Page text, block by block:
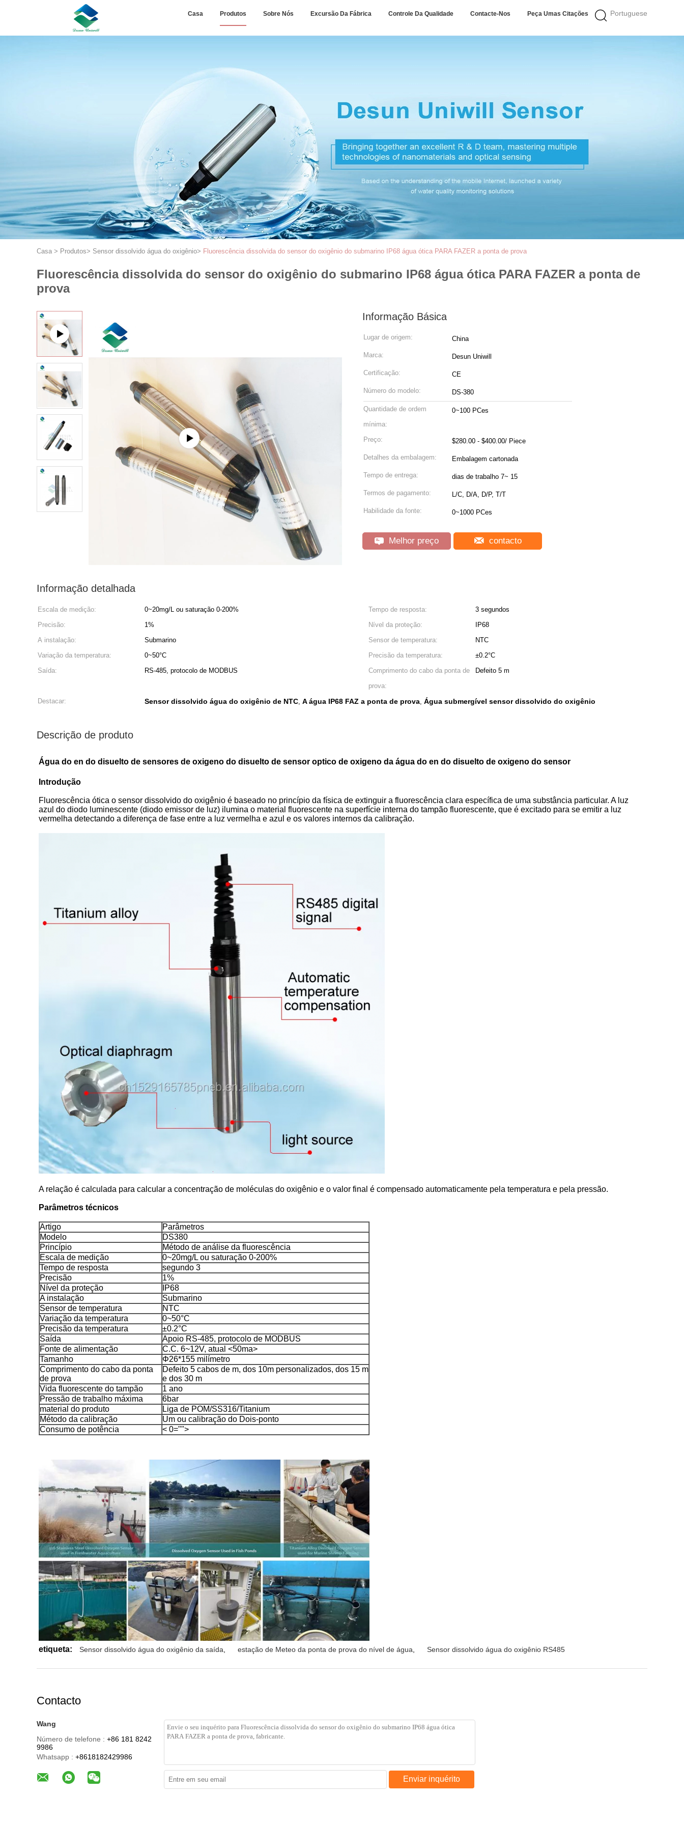
Portuguese
Casa Produtos Sobre Nós Excursão Da Fábrica Controle Da Qualidade Contacte-Nos Peça Umas Citações
Casa > Produtos> Sensor dissolvido água do oxigênio> Fluorescência dissolvida do sensor do oxigênio do submarino IP68 água ótica PARA FAZER a ponta de prova
Fluorescência dissolvida do sensor do oxigênio do submarino IP68 água ótica PARA FAZER a ponta de
prova
Informação Básica
Lugar de origem: China
Marca: Desun Uniwill
Certificação: CE
Número do modelo: DS-380
Quantidade de ordem
mínima:
0~100 PCes
Preço: $280.00 - $400.00/ Piece
Detalhes da embalagem: Embalagem cartonada
Tempo de entrega: dias de trabalho 7~ 15
Termos de pagamento: L/C, D/A, D/P, T/T
Habilidade da fonte: 0~1000 PCes
Melhor preço contacto
Informação detalhada
Escala de medição: 0~20mg/L ou saturação 0-200% Tempo de resposta:
3 segundos
Precisão:
1% Nível da proteção:
IP68
A instalação:
Submarino Sensor de temperatura:
NTC
Variação da temperatura:
0~50°C Precisão da temperatura:
±0.2°C
Saída:
RS-485, protocolo de MODBUS
Comprimento do cabo da ponta de
prova:
Defeito 5 m
Destacar: Sensor dissolvido água do oxigênio de NTC, A água IP68 FAZ a ponta de prova, Água submergível sensor dissolvido do oxigênio
Descrição de produto
Água do en do disuelto de sensores de oxigeno do disuelto de sensor optico de oxigeno da água do en do disuelto de oxigeno do sensor
Introdução
Fluorescência ótica o sensor dissolvido do oxigênio é baseado no princípio da física de extinguir a fluorescência clara específica de uma substância particular. A luz
azul do diodo luminescente (diodo emissor de luz) ilumina o material fluorescente na superfície interna do tampão fluorescente, que é excitado para se emitir a luz
vermelha detectando a diferença de fase entre a luz vermelha e azul e os valores internos da calibração.
A relação é calculada para calcular a concentração de moléculas do oxigênio e o valor final é compensado automaticamente pela temperatura e pela pressão.
Parâmetros técnicos
Artigo
Parâmetros
Modelo
DS380
Princípio
Método de análise da fluorescência
Escala de medição
0~20mg/L ou saturação 0-200%
Tempo de resposta
segundo 3
Precisão
1%
Nível da proteção
IP68
A instalação
Submarino
Sensor de temperatura
NTC
Variação da temperatura
0~50°C
Precisão da temperatura
±0.2°C
Saída
Apoio RS-485, protocolo de MODBUS
Fonte de alimentação
C.C. 6~12V, atual <50ma>
Tamanho
Φ26*155 milímetro
Comprimento do cabo da ponta
de prova
Defeito 5 cabos de m, dos 10m personalizados, dos 15 m
e dos 30 m
Vida fluorescente do tampão
1 ano
Pressão de trabalho máxima
6bar
material do produto
Liga de POM/SS316/Titanium
Método da calibração
Um ou calibração do Dois-ponto
Consumo de potência
< 0="">
etiqueta: Sensor dissolvido água do oxigênio da saída estação de Meteo da ponta de prova do nível de água Sensor dissolvido água do oxigênio RS485
Contacto
Wang
Número de telefone : +86 181 8242
9986
Whatsapp : +8618182429986
Enviar inquérito